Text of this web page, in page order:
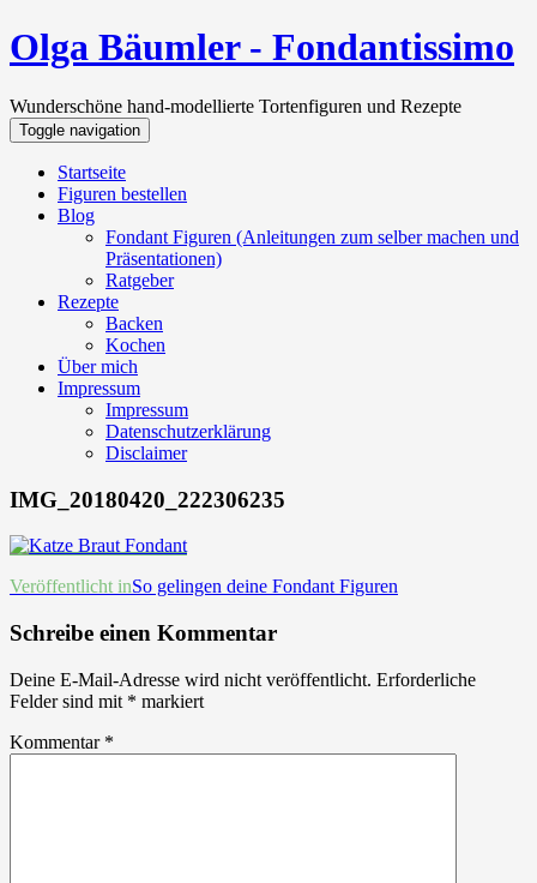
Olga Bäumler - Fondantissimo
Wunderschöne hand-modellierte Tortenfiguren und Rezepte
Toggle navigation
Startseite
Figuren bestellen
Blog
Fondant Figuren (Anleitungen zum selber machen und
Präsentationen)
Ratgeber
Rezepte
Backen
Kochen
Über mich
Impressum
Impressum
Datenschutzerklärung
Disclaimer
IMG_20180420_222306235
Beitrags-
Veröffentlicht inSo gelingen deine Fondant Figuren
Schreibe einen Kommentar
Deine E-Mail-Adresse wird nicht veröffentlicht. Erforderliche
Felder sind mit * markiert
Kommentar *